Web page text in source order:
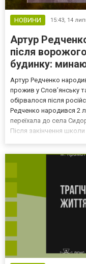
НОВИНИ 15:43, 14
Артур
після
будинку:
Артур Редченко
прожив у Слов’янську
обірвалося після
Редченко народився 2
переїхала до села
Після закінчення